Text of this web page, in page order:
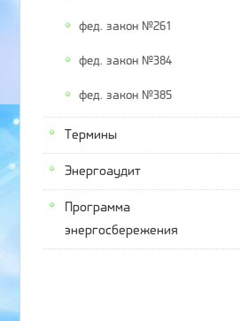
фед. закон №261
фед. закон №384
фед. закон №385
Термины
Энергоаудит
Программа
энергосбережения